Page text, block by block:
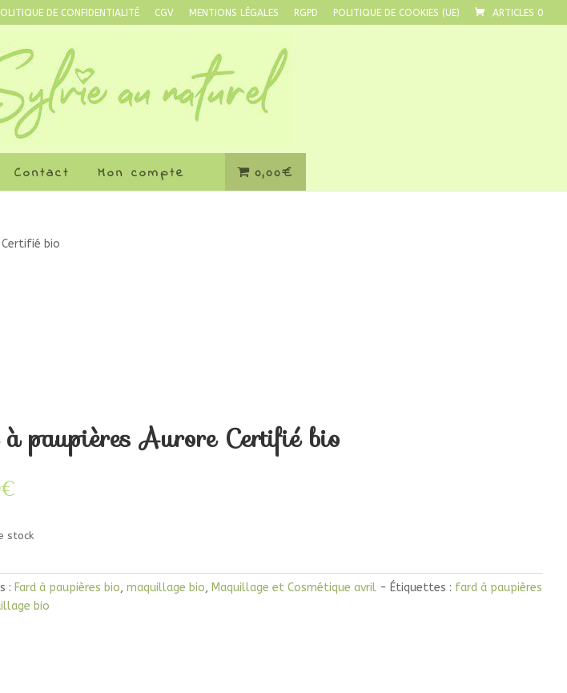
DE CONFIDENTIALITÉ CGV MENTIONS LÉGALES RGPD POLITIQUE DE COOKIES (UE) ARTICLES 0
Contact Mon compte 0,00€
bio
à paupières Aurore Certifié bio
€
stock
: Fard à paupières bio, maquillage bio, Maquillage et Cosmétique avril Étiquettes : fard à paupières
bio